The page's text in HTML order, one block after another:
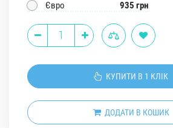
Євро
935 грн
КУПИТИ В 1 КЛІК
ДОДАТИ В КОШИК